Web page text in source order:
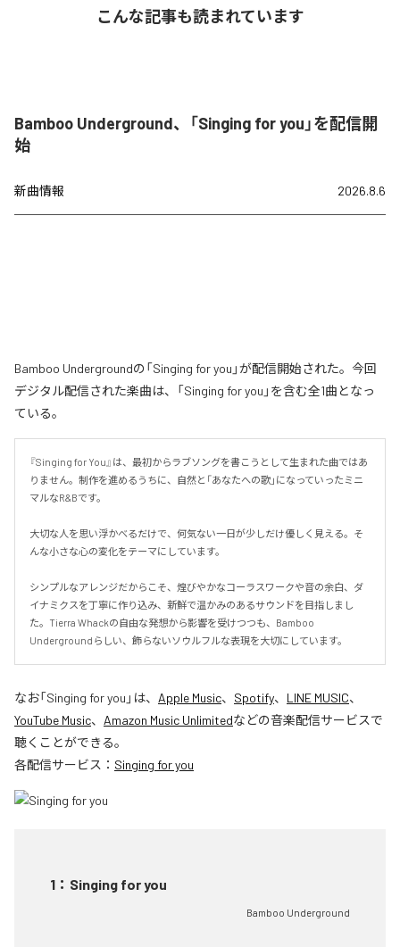
こんな記事も読まれています
Bamboo Underground、「Singing for you」を配信開
始
新曲情報 2026.8.6
Bamboo Undergroundの「Singing for you」が配信開始された。今回
デジタル配信された楽曲は、「Singing for you」を含む全1曲となっ
ている。
『Singing for You』は、最初からラブソングを書こうとして生まれた曲ではあ
りません。制作を進めるうちに、自然と「あなたへの歌」になっていったミニ
マルなR&Bです。
大切な人を思い浮かべるだけで、何気ない一日が少しだけ優しく見える。そ
んな小さな心の変化をテーマにしています。
シンプルなアレンジだからこそ、煌びやかなコーラスワークや音の余白、ダ
イナミクスを丁寧に作り込み、新鮮で温かみのあるサウンドを目指しまし
た。Tierra Whackの自由な発想から影響を受けつつも、Bamboo
Undergroundらしい、飾らないソウルフルな表現を大切にしています。
なお「Singing for you 」は、 Apple Music、 Spotify、 LINE MUSIC、
YouTube Music、 Amazon Music Unlimitedなどの音楽配信サービスで
聴くことができる。
各配信サービス： Singing for you
1 ： Singing for you
Bamboo Underground